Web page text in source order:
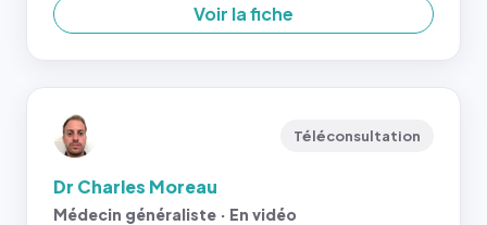
Voir la fiche
Téléconsultation
Dr Charles Moreau
Médecin généraliste · En vidéo